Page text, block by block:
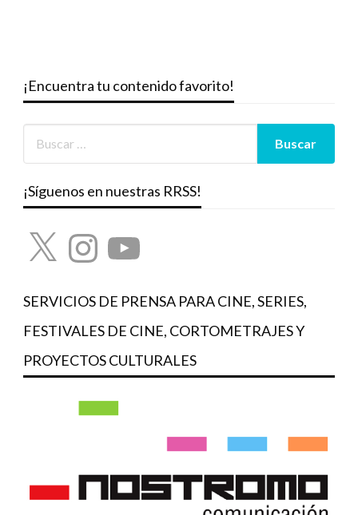
¡Encuentra tu contenido favorito!
¡Síguenos en nuestras RRSS!
X InstagramYouTube
SERVICIOS DE PRENSA PARA CINE, SERIES,
FESTIVALES DE CINE, CORTOMETRAJES Y
PROYECTOS CULTURALES